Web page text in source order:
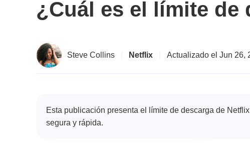
¿Cuál es el límite de
Steve Collins Netflix Actualizado el Jun 26,
Esta publicación presenta el límite de descarga de
segura y rápida.